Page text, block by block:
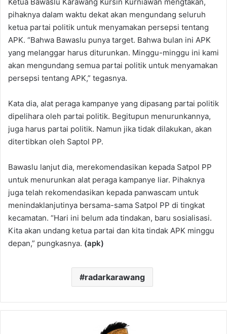
pihaknya dalam waktu dekat akan mengundang seluruh
ketua partai politik untuk menyamakan persepsi tentang
APK. “Bahwa Bawaslu punya target. Bahwa bulan ini APK
yang melanggar harus diturunkan. Minggu-minggu ini kami
akan mengundang semua partai politik untuk menyamakan
persepsi tentang APK,” tegasnya.
Kata dia, alat peraga kampanye yang dipasang partai politik
dipelihara oleh partai politik. Begitupun menurunkannya,
juga harus partai politik. Namun jika tidak dilakukan, akan
ditertibkan oleh Saptol PP.
Bawaslu lanjut dia, merekomendasikan kepada Satpol PP
untuk menurunkan alat peraga kampanye liar. Pihaknya
juga telah rekomendasikan kepada panwascam untuk
menindaklanjutinya bersama-sama Satpol PP di tingkat
kecamatan. “Hari ini belum ada tindakan, baru sosialisasi.
Kita akan undang ketua partai dan kita tindak APK minggu
depan,” pungkasnya. (apk)
radarkarawang